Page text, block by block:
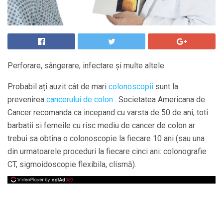
Perforare, sângerare, infectare și multe altele
Probabil ați auzit cât de mari colonoscopii sunt la
prevenirea cancerului de colon . Societatea Americana de
Cancer recomanda ca incepand cu varsta de 50 de ani, toti
barbatii si femeile cu risc mediu de cancer de colon ar
trebui sa obtina o colonoscopie la fiecare 10 ani (sau una
din urmatoarele proceduri la fiecare cinci ani: colonografie
CT, sigmoidoscopie flexibila, clismă).